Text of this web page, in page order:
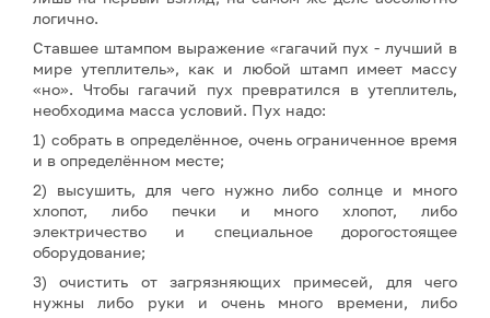
логично.
Ставшее штампом выражение «гагачий пух - лучший в
мире утеплитель», как и любой штамп имеет массу
«но». Чтобы гагачий пух превратился в утеплитель,
необходима масса условий. Пух надо:
1) собрать в определённое, очень ограниченное время
и в определённом месте;
2) высушить, для чего нужно либо солнце и много
хлопот, либо печки и много хлопот, либо
электричество и специальное дорогостоящее
оборудование;
3) очистить от загрязняющих примесей, для чего
нужны либо руки и очень много времени, либо